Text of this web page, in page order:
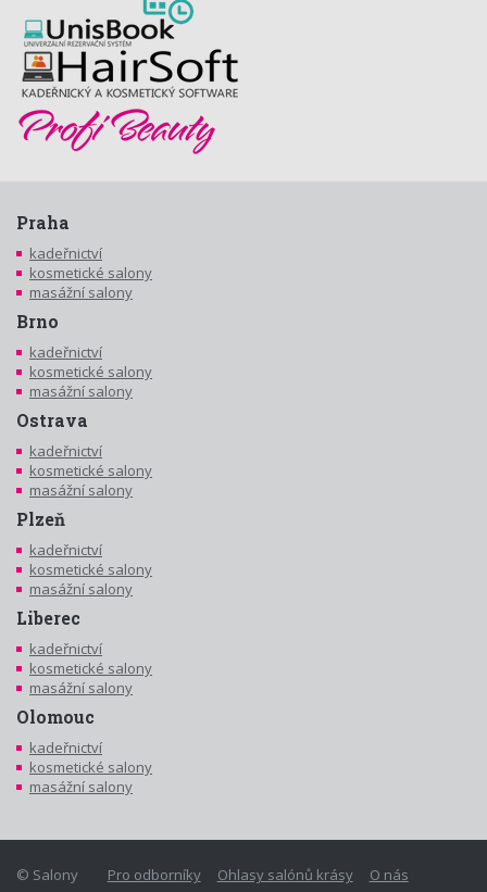
Praha
kadeřnictví
kosmetické salony
masážní salony
Brno
kadeřnictví
kosmetické salony
masážní salony
Ostrava
kadeřnictví
kosmetické salony
masážní salony
Plzeň
kadeřnictví
kosmetické salony
masážní salony
Liberec
kadeřnictví
kosmetické salony
masážní salony
Olomouc
kadeřnictví
kosmetické salony
masážní salony
Pro odborníky Ohlasy salónů krásy O nás
© Salony